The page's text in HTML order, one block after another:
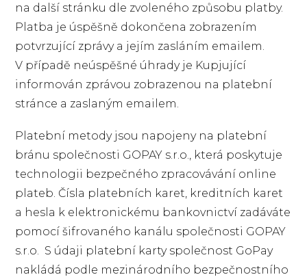
na další stránku dle zvoleného způsobu platby.
Platba je úspěšně dokončena zobrazením
potvrzující zprávy a jejím zasláním emailem.
V případě neúspěšné úhrady je Kupjující
informován zprávou zobrazenou na platební
stránce a zaslaným emailem.
Platební metody jsou napojeny na platební
bránu společnosti GOPAY s.r.o., která poskytuje
technologii bezpečného zpracovávání online
plateb. Čísla platebních karet, kreditních karet
a hesla k elektronickému bankovnictví zadáváte
pomocí šifrovaného kanálu společnosti GOPAY
s.r.o. S údaji platební karty společnost GoPay
nakládá podle mezinárodního bezpečnostního